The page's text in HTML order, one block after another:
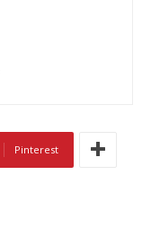
Pinterest